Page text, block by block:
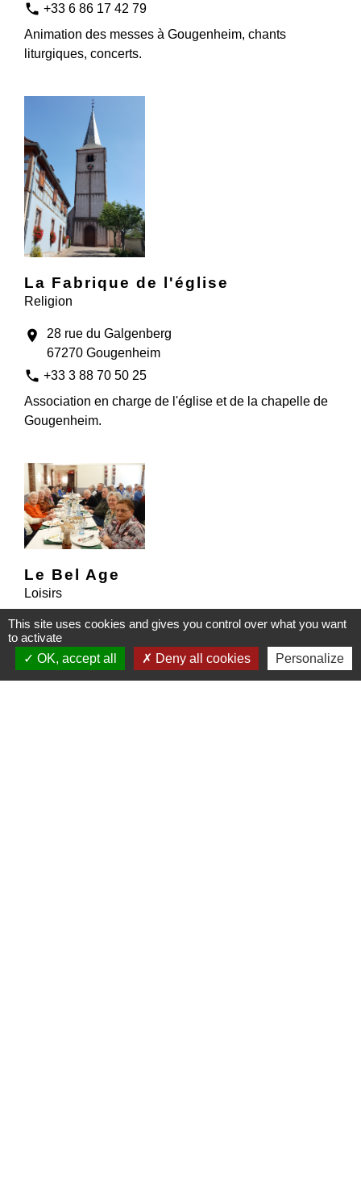
phone +33 6 86 17 42 79
Animation des messes à Gougenheim, chants
liturgiques, concerts.
La Fabrique de l'église
Religion
location_on
28 rue du Galgenberg
67270 Gougenheim
phone +33 3 88 70 50 25
Association en charge de l'église et de la chapelle de
Gougenheim.
Le Bel Age
Loisirs
location_on 2, place de la Libération
67270 Gougenheim
phone +33 3 88 70 54 31
This site uses cookies and gives you control over what you want
to activate
OK, accept all
Deny all cookies Personalize